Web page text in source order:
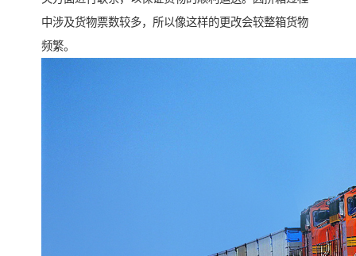
中涉及货物票数较多，所以像这样的更改会较整箱货物
频繁。